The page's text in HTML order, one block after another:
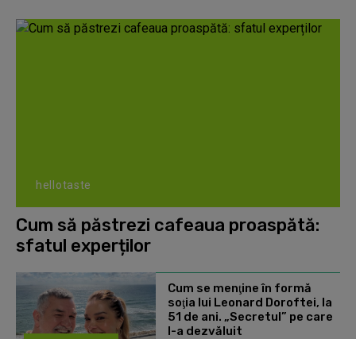
hellotaste
Cum să păstrezi cafeaua proaspătă:
sfatul experților
Cum se menţine în formă
soţia lui Leonard Doroftei, la
51 de ani. „Secretul” pe care
l-a dezvăluit